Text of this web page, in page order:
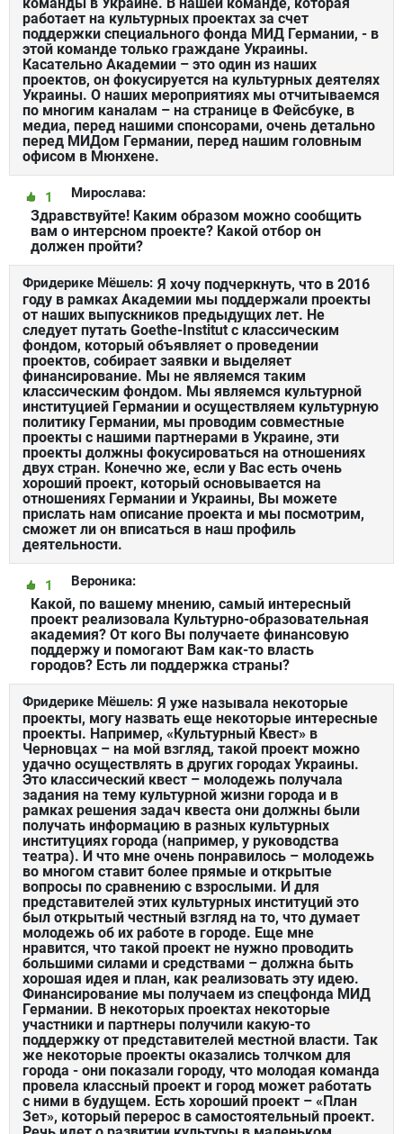
работает на культурных проектах за счет
поддержки специального фонда МИД Германии, - в
этой команде только граждане Украины.
Касательно Академии – это один из наших
проектов, он фокусируется на культурных деятелях
Украины. О наших мероприятиях мы отчитываемся
по многим каналам – на странице в Фейсбуке, в
медиа, перед нашими спонсорами, очень детально
перед МИДом Германии, перед нашим головным
офисом в Мюнхене.
Мирослава:
1
Здравствуйте! Каким образом можно сообщить
вам о интерсном проекте? Какой отбор он
должен пройти?
Фридерике Мёшель: Я хочу подчеркнуть, что в 2016
году в рамках Академии мы поддержали проекты
от наших выпускников предыдущих лет. Не
следует путать Goethe-Institut с классическим
фондом, который объявляет о проведении
проектов, собирает заявки и выделяет
финансирование. Мы не являемся таким
классическим фондом. Мы являемся культурной
институцией Германии и осуществляем культурную
политику Германии, мы проводим совместные
проекты с нашими партнерами в Украине, эти
проекты должны фокусироваться на отношениях
двух стран. Конечно же, если у Вас есть очень
хороший проект, который основывается на
отношениях Германии и Украины, Вы можете
прислать нам описание проекта и мы посмотрим,
сможет ли он вписаться в наш профиль
деятельности.
Вероника:
1
Какой, по вашему мнению, самый интересный
проект реализовала Культурно-образовательная
академия? От кого Вы получаете финансовую
поддержу и помогают Вам как-то власть
городов? Есть ли поддержка страны?
Фридерике Мёшель: Я уже называла некоторые
проекты, могу назвать еще некоторые интересные
проекты. Например, «Культурный Квест» в
Черновцах – на мой взгляд, такой проект можно
удачно осуществлять в других городах Украины.
Это классический квест – молодежь получала
задания на тему культурной жизни города и в
рамках решения задач квеста они должны были
получать информацию в разных культурных
институциях города (например, у руководства
театра). И что мне очень понравилось – молодежь
во многом ставит более прямые и открытые
вопросы по сравнению с взрослыми. И для
представителей этих культурных институций это
был открытый честный взгляд на то, что думает
молодежь об их работе в городе. Еще мне
нравится, что такой проект не нужно проводить
большими силами и средствами – должна быть
хорошая идея и план, как реализовать эту идею.
Финансирование мы получаем из спецфонда МИД
Германии. В некоторых проектах некоторые
участники и партнеры получили какую-то
поддержку от представителей местной власти. Так
же некоторые проекты оказались толчком для
города - они показали городу, что молодая команда
провела классный проект и город может работать
с ними в будущем. Есть хороший проект – «План
Зет», который перерос в самостоятельный проект.